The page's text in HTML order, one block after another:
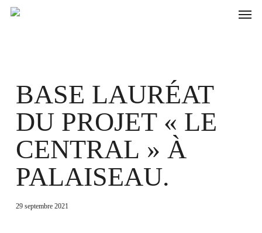
Skip
BASE LAURÉAT
DU PROJET « LE
CENTRAL » À
PALAISEAU.
29 septembre 2021